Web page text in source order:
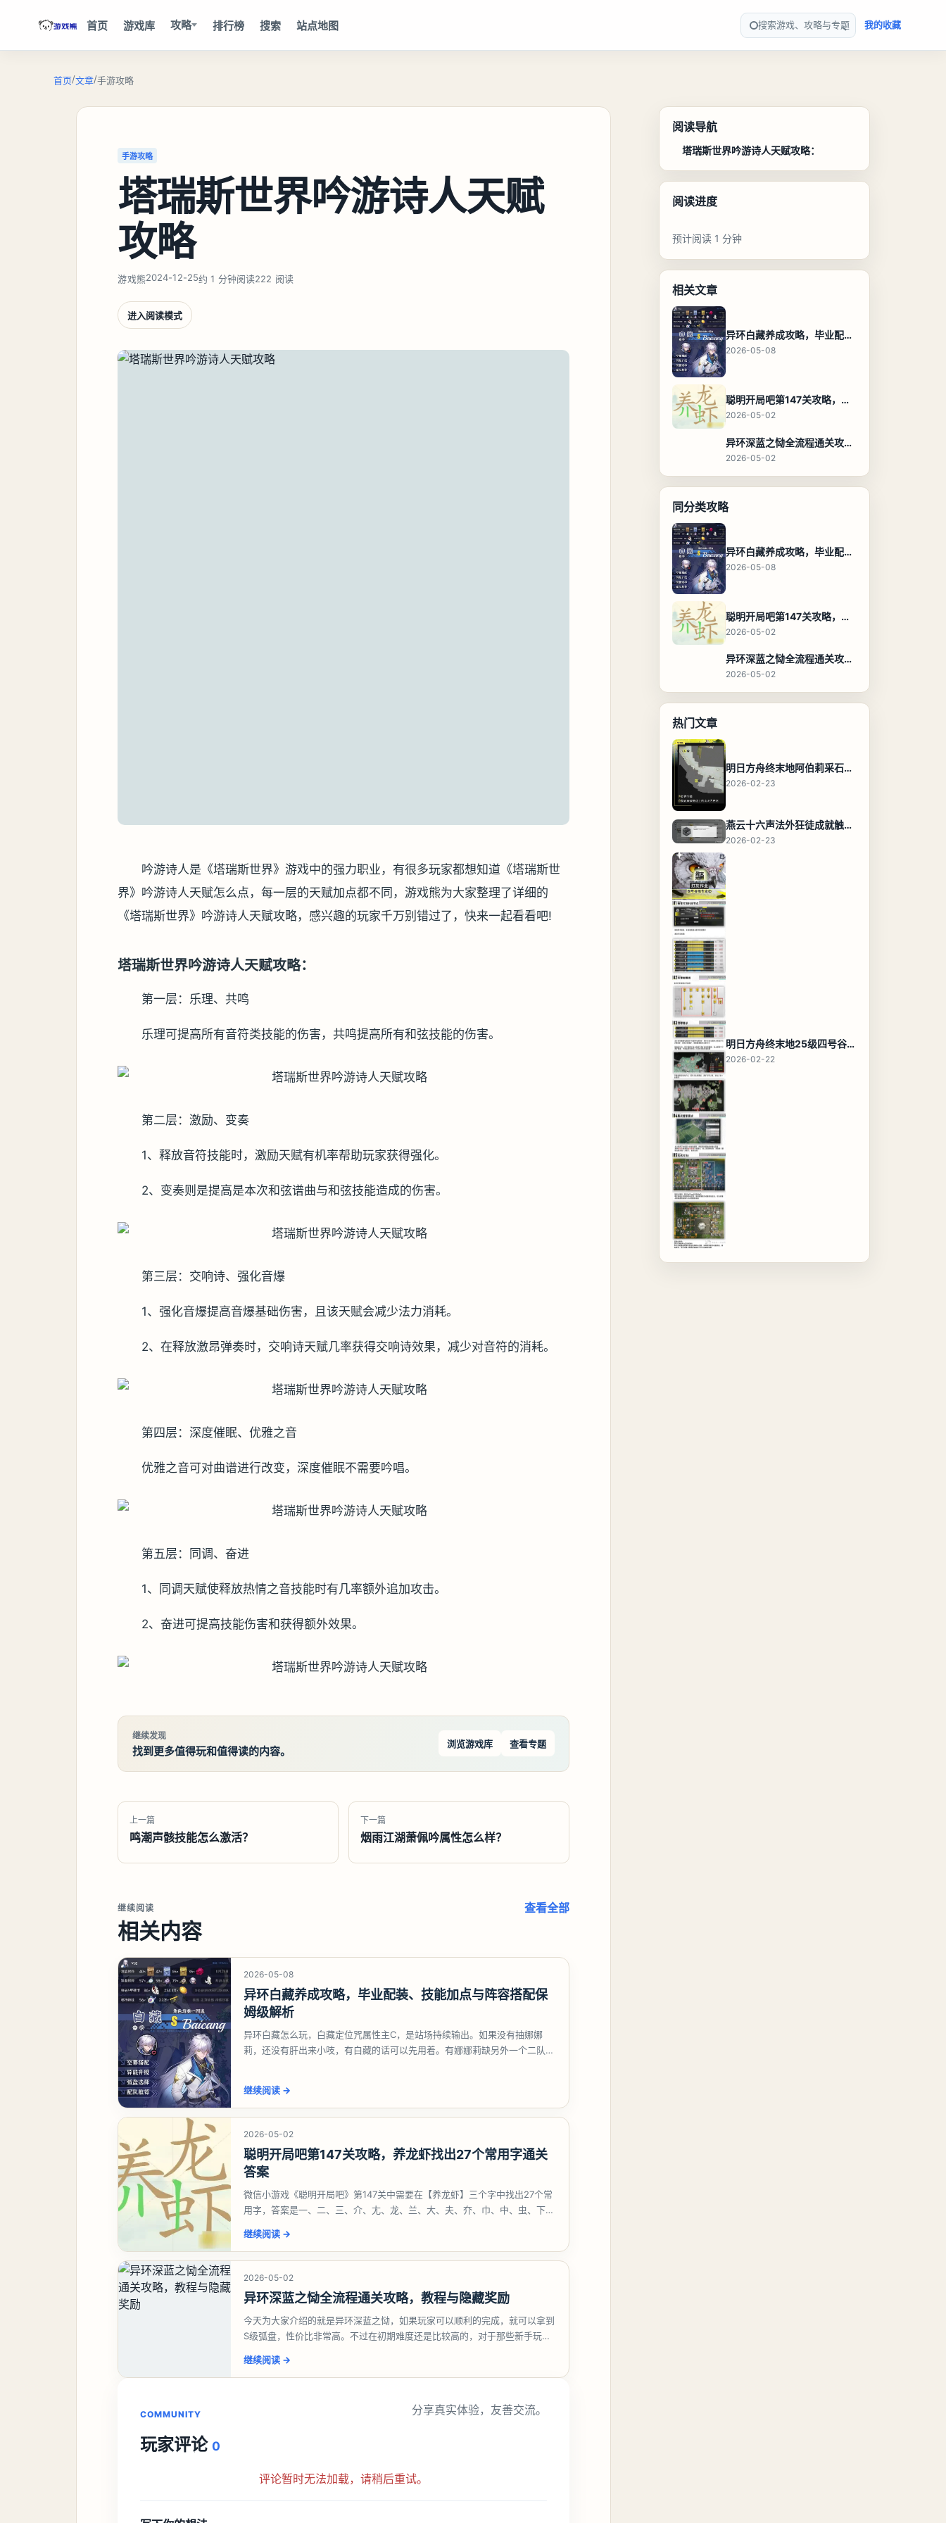
首页 游戏库 攻略 排行榜 搜索 站点地图 搜索游戏、攻略与专题 我的收藏
首页/文章/手游攻略
手游攻略
塔瑞斯世界吟游诗人天赋
攻略
游戏熊2024-12-25约 1 分钟阅读222 阅读
进入阅读模式
吟游诗人是《塔瑞斯世界》游戏中的强力职业，有很多玩家都想知道《塔瑞斯世
界》吟游诗人天赋怎么点，每一层的天赋加点都不同，游戏熊为大家整理了详细的
《塔瑞斯世界》吟游诗人天赋攻略，感兴趣的玩家千万别错过了，快来一起看看吧!
塔瑞斯世界吟游诗人天赋攻略：
第一层：乐理、共鸣
乐理可提高所有音符类技能的伤害，共鸣提高所有和弦技能的伤害。
第二层：激励、变奏
1、释放音符技能时，激励天赋有机率帮助玩家获得强化。
2、变奏则是提高是本次和弦谱曲与和弦技能造成的伤害。
第三层：交响诗、强化音爆
1、强化音爆提高音爆基础伤害，且该天赋会减少法力消耗。
2、在释放激昂弹奏时，交响诗天赋几率获得交响诗效果，减少对音符的消耗。
第四层：深度催眠、优雅之音
优雅之音可对曲谱进行改变，深度催眠不需要吟唱。
第五层：同调、奋进
1、同调天赋使释放热情之音技能时有几率额外追加攻击。
2、奋进可提高技能伤害和获得额外效果。
继续发现
找到更多值得玩和值得读的内容。
浏览游戏库 查看专题
上一篇
鸣潮声骸技能怎么激活？
下一篇
烟雨江湖萧佩吟属性怎么样？
继续阅读
相关内容
查看全部
2026-05-08
异环白藏养成攻略，毕业配装、技能加点与阵容搭配保
姆级解析
异环白藏怎么玩，白藏定位咒属性主C，是站场持续输出。如果没有抽娜娜
莉，还没有肝出来小吱，有白藏的话可以先用着。有娜娜莉缺另外一个二队C
继续阅读 →
2026-05-02
聪明开局吧第147关攻略，养龙虾找出27个常用字通关
答案
微信小游戏《聪明开局吧》第147关中需要在【养龙虾】三个字中找出27个常
用字，答案是一、二、三、介、尢、龙、兰、大、夫、夰、巾、中、虫、下、
继续阅读 →
2026-05-02
异环深蓝之恸全流程通关攻略，教程与隐藏奖励
今天为大家介绍的就是异环深蓝之恸，如果玩家可以顺利的完成，就可以拿到
S级弧盘，性价比非常高。不过在初期难度还是比较高的，对于那些新手玩家
继续阅读 →
COMMUNITY
玩家评论 0
分享真实体验，友善交流。
评论暂时无法加载，请稍后重试。
阅读导航
塔瑞斯世界吟游诗人天赋攻略：
阅读进度
预计阅读 1 分钟
相关文章
异环白藏养成攻略，毕业配装、技能加点与阵容搭配保姆级解析
2026-05-08
聪明开局吧第147关攻略，养龙虾找出27个常用字通关答案
2026-05-02
异环深蓝之恸全流程通关攻略，教程与隐藏奖励
2026-05-02
同分类攻略
异环白藏养成攻略，毕业配装、技能加点与阵容搭配保姆级解析
2026-05-08
聪明开局吧第147关攻略，养龙虾找出27个常用字通关答案
2026-05-02
异环深蓝之恸全流程通关攻略，教程与隐藏奖励
2026-05-02
热门文章
明日方舟终末地阿伯莉采石场宝箱全收集攻略，全点位分布图与路线
2026-02-23
燕云十六声法外狂徒成就触发条件与通关攻略
2026-02-23
明日方舟终末地25级四号谷地基地蓝图，高效布局规划
2026-02-22